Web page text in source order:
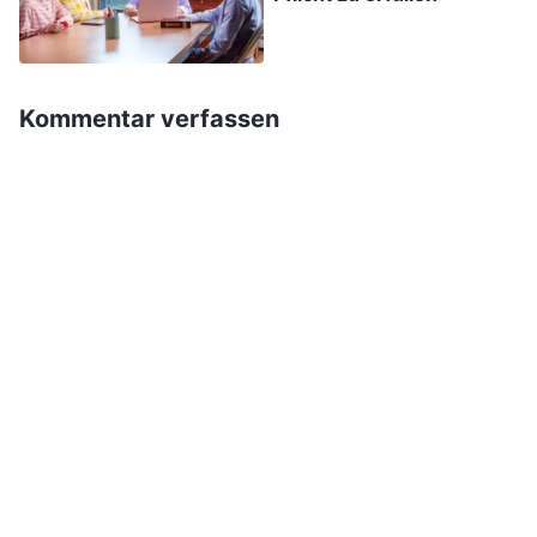
Gruppe so entwickelte, hing damit zusammen,
dass ich in dieser Zeit keine wirkliche Arbeit
geleistet hatte. Ich ging schnell zur Gruppe, um
Kommentar verfassen